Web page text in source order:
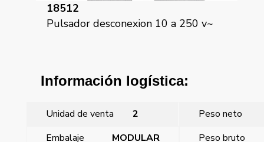
18512
Pulsador desconexion 10 a 250 v~
Información logística:
Unidad de venta 2
Peso neto
Embalaje
MODULAR Peso bruto